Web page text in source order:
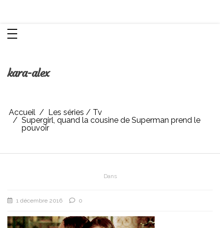
kara-alex
Accueil
Les séries / Tv
Supergirl, quand la cousine de Superman prend le
pouvoir
Dans
1 décembre 2016 0